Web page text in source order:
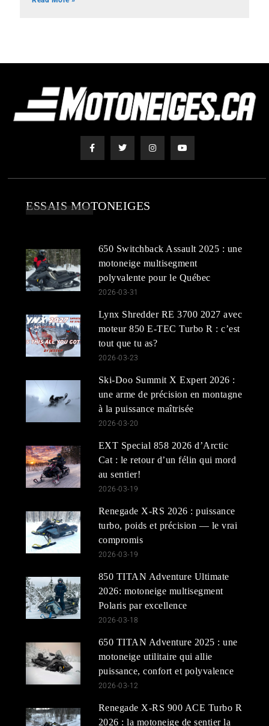
ESSAIS MOTONEIGES
650 Switchback Assault 2025 : une
motoneige multisegment
polyvalente pour le Québec
2026-03-31
Lynx Shredder RE 3700 2027 avec
moteur 850 E-TEC Turbo R : c’est
tout que tu as?
2026-03-23
Ski-Doo Summit X Expert 2026 :
une arme de précision en montagne
à la puissance maîtrisée
2026-03-20
EXT Special 858 2026 d’Arctic
Cat : le retour d’un félin qui mord
au sentier!
2026-03-19
Renegade X-RS 2026 : puissance
turbo, poids et précision — le vrai
compromis
2026-03-19
850 TITAN Adventure Ultimate
2026: motoneige multisegment
Polaris par excellence
2026-03-18
650 TITAN Adventure 2025 : une
motoneige utilitaire qui allie
puissance, confort et polyvalence
2026-03-12
Renegade X-RS 900 ACE Turbo R
2026 : la motoneige de sentier la